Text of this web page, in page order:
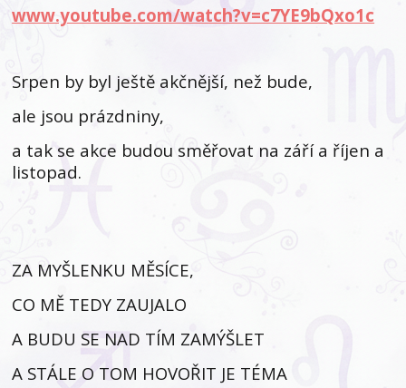
www.youtube.com/watch?v=c7YE9bQxo1c
Srpen by byl ještě akčnější, než bude,
ale jsou prázdniny,
a tak se akce budou směřovat na září a říjen a
listopad.
ZA MYŠLENKU MĚSÍCE,
CO MĚ TEDY ZAUJALO
A BUDU SE NAD TÍM ZAMÝŠLET
A STÁLE O TOM HOVOŘIT JE TÉMA